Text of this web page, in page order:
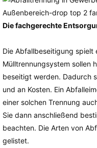
Die fachgerechte
Die Abfallbeseitigung spielt
Mülltrennungsystem sollen
beseitigt werden. Dadurch
und an Kosten. Ein
einer solchen Trennung
Sie dann anschließend
beachten. Die Arten von
gelistet.